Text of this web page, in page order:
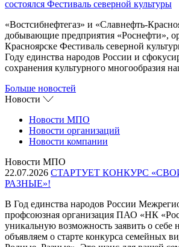
состоялся Фестиваль северной культуры
«Востсибнефтегаз» и «Славнефть-
добывающие предприятия «Роснефти»,
Красноярске Фестиваль северной
Году единства народов России и
сохранения культурного многообразия
Больше новостей
Новости
Новости МПО
Новости организаций
Новости компании
Новости МПО
22.07.2026 СТАРТУЕТ КОНКУРС
РАЗНЫЕ»!
В Год единства народов России
профсоюзная организация ПАО «НК
уникальную возможность заявить о
объявляем о старте конкурса семейных